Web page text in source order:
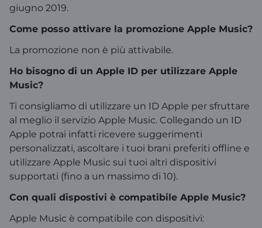
giugno 2019.
Come posso attivare la promozione Apple Music?
La promozione non è più attivabile.
Ho bisogno di un Apple ID per utilizzare Apple
Music?
Ti consigliamo di utilizzare un ID Apple per sfruttare
al meglio il servizio Apple Music. Collegando un ID
Apple potrai infatti ricevere suggerimenti
personalizzati, ascoltare i tuoi brani preferiti offline e
utilizzare Apple Music sui tuoi altri dispositivi
supportati (fino a un massimo di 10).
Con quali dispostivi è compatibile Apple Music?
Apple Music è compatibile con dispositivi: